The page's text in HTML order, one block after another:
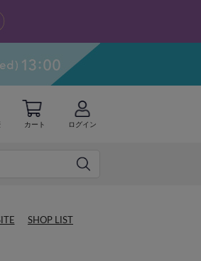
カート ログイン
SHOP LIST